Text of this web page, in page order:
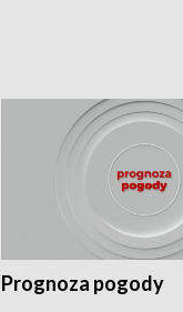
Prognoza pogody